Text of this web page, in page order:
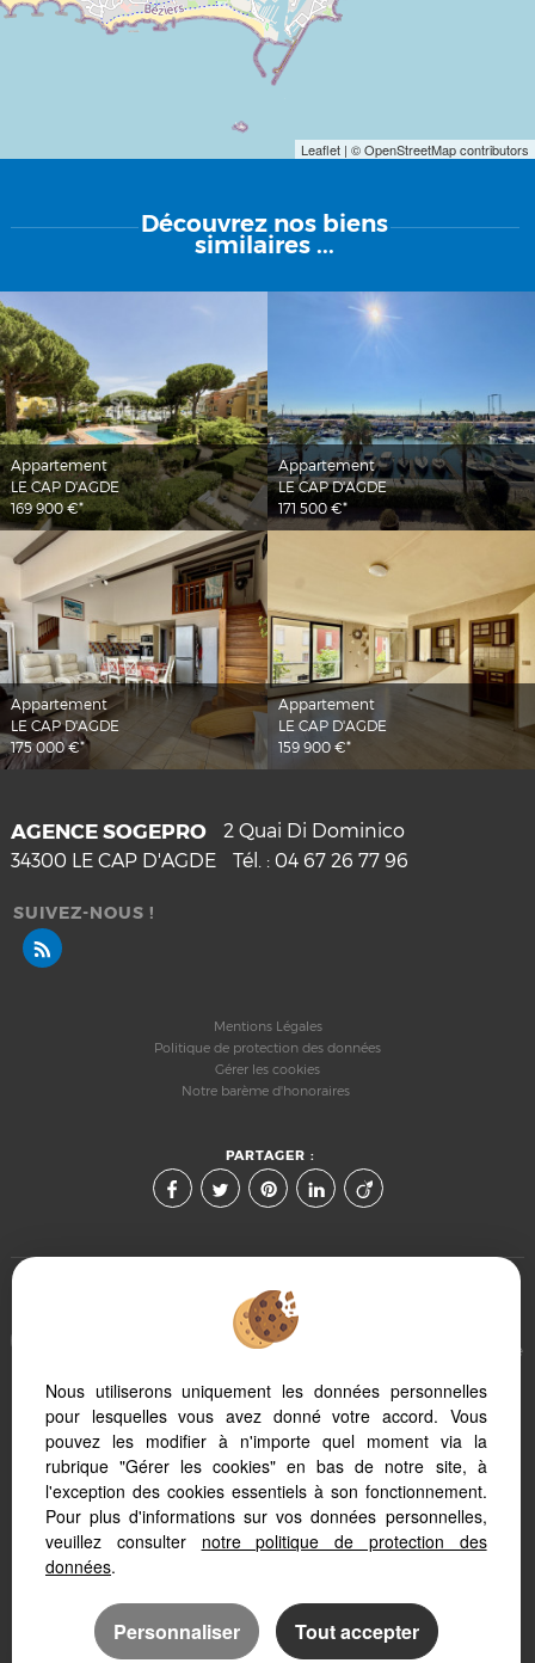
Leaflet | © OpenStreetMap contributors
Découvrez nos biens
similaires ...
Appartement
LE CAP D'AGDE
169 900 €*
Appartement
LE CAP D'AGDE
171 500 €*
Appartement
LE CAP D'AGDE
175 000 €*
Appartement
LE CAP D'AGDE
159 900 €*
AGENCE SOGEPRO
2 Quai Di Dominico
34300 LE CAP D'AGDE Tél. : 04 67 26 77 96
SUIVEZ-NOUS !
Mentions Légales
Politique de protection des données
Gérer les cookies
Notre barème d'honoraires
PARTAGER :
Afin de vous offrir un confort de lecture permanent, depuis
votre PC, votre tablette ou votre smartphone, notre site s'adapte
Logiciel transaction
Création site internet
Référencement immobilier
Nous utiliserons uniquement les données personnelles
pour lesquelles vous avez donné votre accord. Vous
pouvez les modifier à n'importe quel moment via la
rubrique "Gérer les cookies" en bas de notre site, à
l'exception des cookies essentiels à son fonctionnement.
Pour plus d'informations sur vos données personnelles,
veuillez consulter notre politique de protection des
données.
Personnaliser Tout accepter